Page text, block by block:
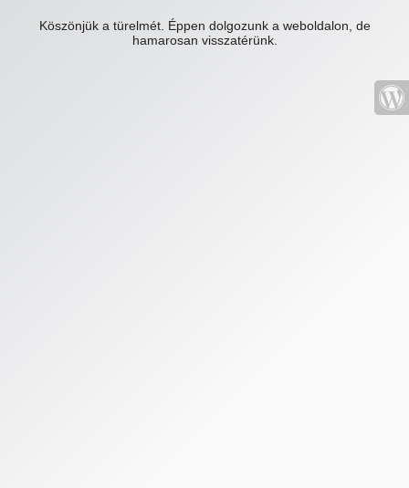
Köszönjük a türelmét. Éppen dolgozunk a weboldalon, de
hamarosan visszatérünk.